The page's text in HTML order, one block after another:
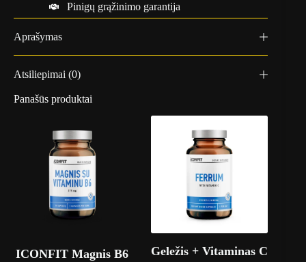
Pinigų grąžinimo garantija
Aprašymas
Atsiliepimai (0)
Panašūs produktai
ICONFIT Magnis B6
Geležis + Vitaminas C